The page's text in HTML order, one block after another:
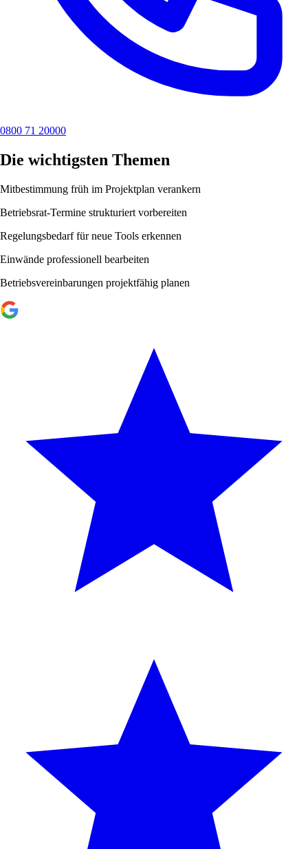
0800 71 20000
Die wichtigsten Themen
Mitbestimmung früh im Projektplan verankern
Betriebsrat-Termine strukturiert vorbereiten
Regelungsbedarf für neue Tools erkennen
Einwände professionell bearbeiten
Betriebsvereinbarungen projektfähig planen